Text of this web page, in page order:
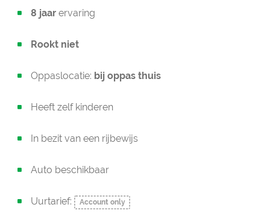
8 jaar ervaring
Rookt niet
Oppaslocatie: bij oppas thuis
Heeft zelf kinderen
In bezit van een rijbewijs
Auto beschikbaar
Uurtarief: Account only